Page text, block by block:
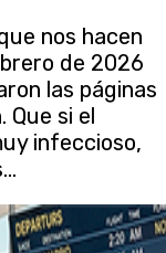
nos hacen
de 2026
las páginas
Que si el
infeccioso,